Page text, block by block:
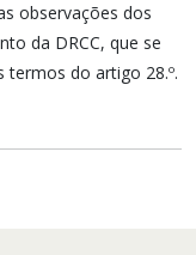
observações dos
da DRCC, que se
termos do artigo 28.º.